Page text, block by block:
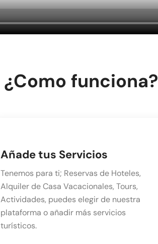
¿Como funciona?
Añade tus Servicios
Tenemos para ti; Reservas de Hoteles,
Alquiler de Casa Vacacionales, Tours,
Actividades, puedes elegir de nuestra
plataforma o añadir más servicios
turísticos.